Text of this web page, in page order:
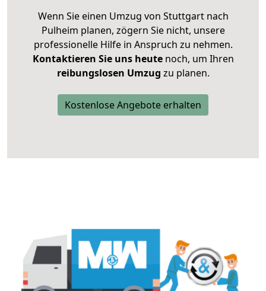
Wenn Sie einen Umzug von Stuttgart nach
Pulheim planen, zögern Sie nicht, unsere
professionelle Hilfe in Anspruch zu nehmen.
Kontaktieren Sie uns heutenoch, um Ihren
reibungslosen Umzug zu planen.
Kostenlose Angebote erhalten